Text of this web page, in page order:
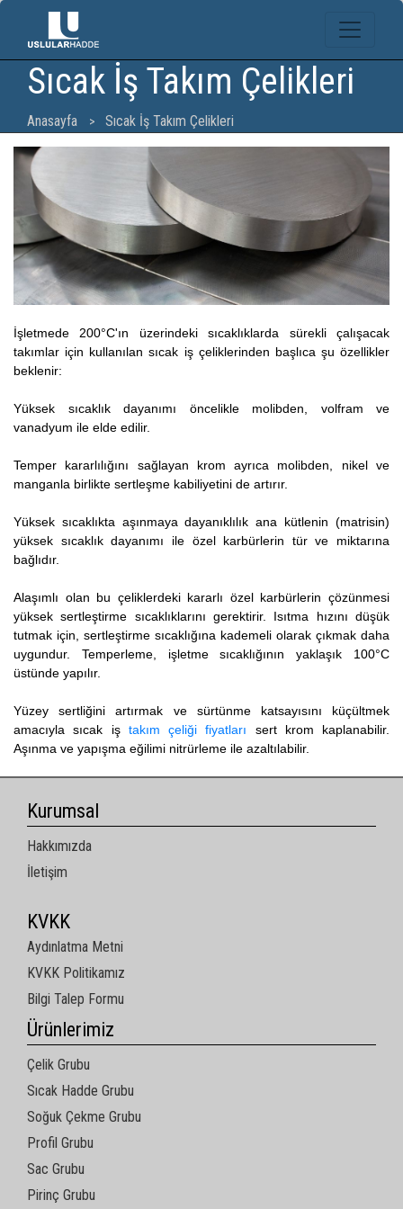
Sıcak İş Takım Çelikleri
Anasayfa Sıcak İş Takım Çelikleri
İşletmede 200°C'ın üzerindeki sıcaklıklarda sürekli çalışacak
takımlar için kullanılan sıcak iş çeliklerinden başlıca şu özellikler
beklenir:
Yüksek sıcaklık dayanımı öncelikle molibden, volfram ve
vanadyum ile elde edilir.
Temper kararlılığını sağlayan krom ayrıca molibden, nikel ve
manganla birlikte sertleşme kabiliyetini de artırır.
Yüksek sıcaklıkta aşınmaya dayanıklılık ana kütlenin (matrisin)
yüksek sıcaklık dayanımı ile özel karbürlerin tür ve miktarına
bağlıdır.
Alaşımlı olan bu çeliklerdeki kararlı özel karbürlerin çözünmesi
yüksek sertleştirme sıcaklıklarını gerektirir. Isıtma hızını düşük
tutmak için, sertleştirme sıcaklığına kademeli olarak çıkmak daha
uygundur. Temperleme, işletme sıcaklığının yaklaşık 100°C
üstünde yapılır.
Yüzey sertliğini artırmak ve sürtünme katsayısını küçültmek
amacıyla sıcak iş takım çeliği fiyatları sert krom kaplanabilir.
Aşınma ve yapışma eğilimi nitrürleme ile azaltılabilir.
Kurumsal
Hakkımızda
İletişim
KVKK
Aydınlatma Metni
KVKK Politikamız
Bilgi Talep Formu
Ürünlerimiz
Çelik Grubu
Sıcak Hadde Grubu
Soğuk Çekme Grubu
Profil Grubu
Sac Grubu
Pirinç Grubu